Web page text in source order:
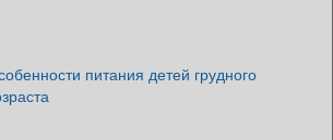
питания детей грудного